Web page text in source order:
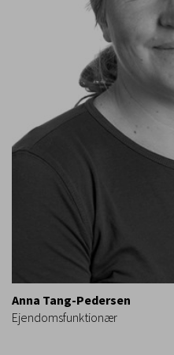
Anna Tang-Pedersen
Ejendomsfunktionær